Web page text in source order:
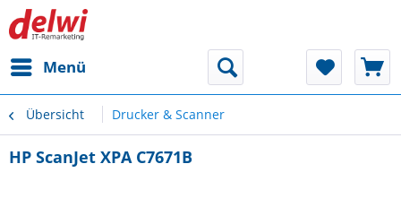
Menü
Übersicht Drucker & Scanner
HP ScanJet XPA C7671B